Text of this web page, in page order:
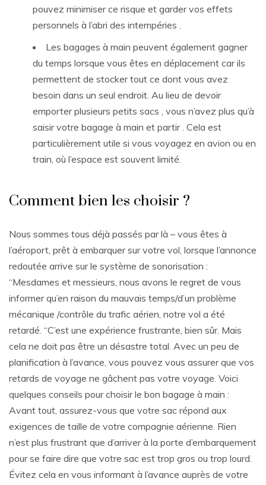
pouvez minimiser ce risque et garder vos effets
personnels à l’abri des intempéries .
Les bagages à main peuvent également gagner
du temps lorsque vous êtes en déplacement car ils
permettent de stocker tout ce dont vous avez
besoin dans un seul endroit. Au lieu de devoir
emporter plusieurs petits sacs , vous n’avez plus qu’à
saisir votre bagage à main et partir . Cela est
particulièrement utile si vous voyagez en avion ou en
train, où l’espace est souvent limité.
Comment bien les choisir ?
Nous sommes tous déjà passés par là – vous êtes à
l’aéroport, prêt à embarquer sur votre vol, lorsque l’annonce
redoutée arrive sur le système de sonorisation :
“Mesdames et messieurs, nous avons le regret de vous
informer qu’en raison du mauvais temps/d’un problème
mécanique /contrôle du trafic aérien, notre vol a été
retardé. “C’est une expérience frustrante, bien sûr. Mais
cela ne doit pas être un désastre total. Avec un peu de
planification à l’avance, vous pouvez vous assurer que vos
retards de voyage ne gâchent pas votre voyage. Voici
quelques conseils pour choisir le bon bagage à main :
Avant tout, assurez-vous que votre sac répond aux
exigences de taille de votre compagnie aérienne. Rien
n’est plus frustrant que d’arriver à la porte d’embarquement
pour se faire dire que votre sac est trop gros ou trop lourd.
Évitez cela en vous informant à l’avance auprès de votre